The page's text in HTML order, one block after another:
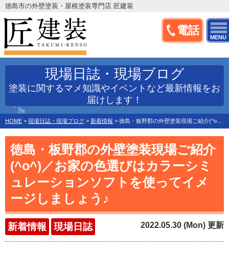
電話
MENU
徳島市の外壁塗装・屋根塗装専門店 匠建装
現場日誌・現場ブログ
塗装に関するマメ知識やイベントなど最新情報をお
届けします！
HOME > 現場日誌・現場ブログ > 新着情報 > 徳島・板野郡の外壁塗装現場ご紹介(^o^)／お家の色選びはカラーシミュレーションソフトを使ってイメージしましょう♪
徳島・板野郡の外壁塗装現場ご紹介
(^o^)／お家の色選びはカラーシミ
ュレーションソフトを使ってイメ
ージしましょう♪
新着情報 現場日誌 2022.05.30 (Mon) 更新